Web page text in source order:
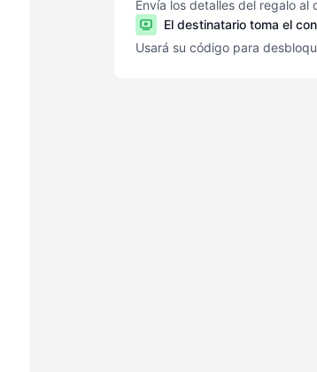
Envía los detalles del regalo
El destinatario toma el
Usará su código para